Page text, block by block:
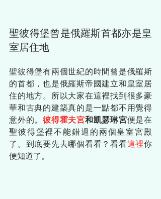
聖彼得堡曾是俄羅斯首都亦是皇
室居住地
聖彼得堡有兩個世紀的時間曾是俄羅斯
的首都，也是俄羅斯帝國建立和皇室居
住的地方。所以大家在這裡找到很多豪
華和古典的建築真的是一點都不用覺得
意外的。 彼得霍夫宮和凱瑟琳宮便是在
聖彼得堡裡不能錯過的兩個皇室宮殿
了。到底要先去哪個看看？看看這裡你
便知道了。